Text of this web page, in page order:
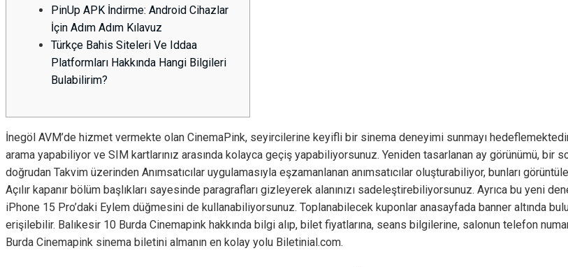
PinUp APK İndirme: Android Cihazlar
İçin Adım Adım Kılavuz
Türkçe Bahis Siteleri Ve Iddaa
Platformları Hakkında Hangi Bilgileri
Bulabilirim?
İnegöl AVM’de hizmet vermekte olan CinemaPink, seyircilerine keyifli bir sinema deneyimi sunmayı
arama yapabiliyor ve SIM kartlarınız arasında kolayca geçiş yapabiliyorsunuz. Yeniden tasarlanan ay görünümü, bir
doğrudan Takvim üzerinden Anımsatıcılar uygulamasıyla eşzamanlanan anımsatıcılar oluşturabiliyor, bunları
Açılır kapanır bölüm başlıkları sayesinde paragrafları gizleyerek alanınızı sadeleştirebiliyorsunuz. Ayrıca bu yeni
iPhone 15 Pro’daki Eylem düğmesini de kullanabiliyorsunuz. Toplanabilecek kuponlar anasayfada banner altında
erişilebilir. Balıkesir 10 Burda Cinemapink hakkında bilgi alıp, bilet fiyatlarına, seans bilgilerine, salonun telefon
Burda Cinemapink sinema biletini almanın en kolay yolu Biletinial.com.